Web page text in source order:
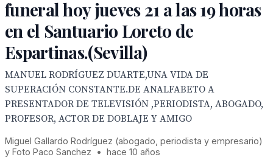
funeral hoy jueves 21 a las 19 horas
en el Santuario Loreto de
Espartinas.(Sevilla)
MANUEL RODRÍGUEZ DUARTE,UNA VIDA DE
SUPERACIÓN CONSTANTE.DE ANALFABETO A
PRESENTADOR DE TELEVISIÓN ,PERIODISTA, ABOGADO,
PROFESOR, ACTOR DE DOBLAJE Y AMIGO
Miguel Gallardo Rodríguez (abogado, periodista y empresario)
y Foto Paco Sanchez
• hace 10 años